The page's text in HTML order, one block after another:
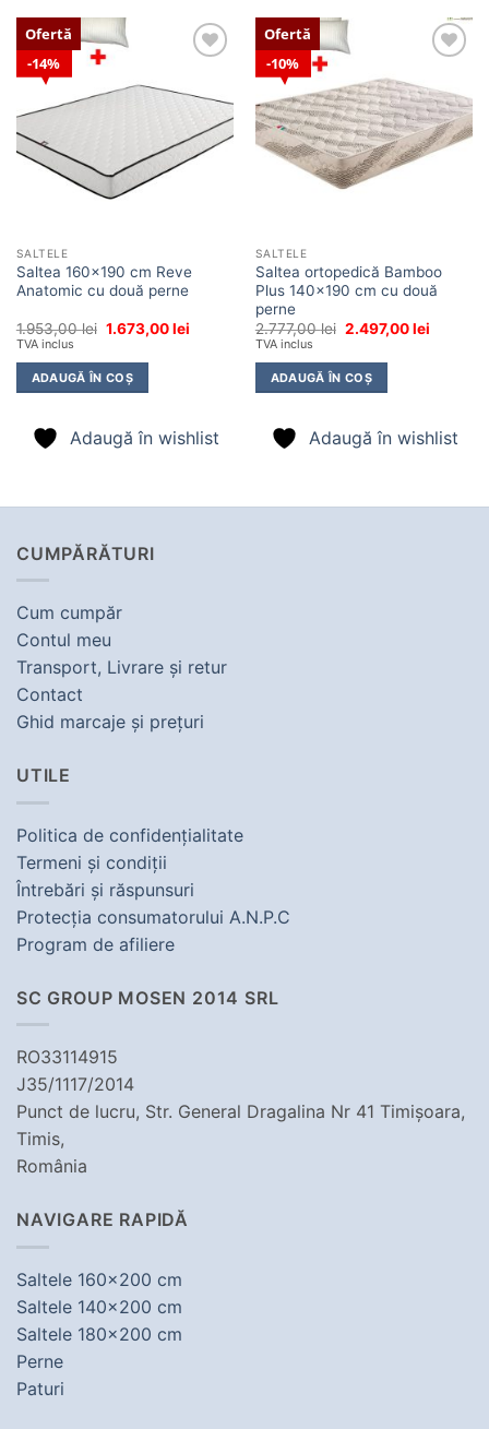
14%
Ofertă
wishlist
SALTELE
Saltea 160×190 cm Reve
Anatomic cu două perne
1.953,00lei Prețul
fost:
1.953,00 lei.
1.673,00leiPrețul
1.673,00 lei.
TVA inclus
ADAUGĂ ÎN COȘ
Adaugă în wishlist
10%
Ofertă
în
wishlist
SALTELE
Saltea ortopedică Bamboo
Plus 140×190 cm cu două
perne
2.777,00lei Prețul
fost:
2.777,00 lei.
2.497,00leiPrețul
TVA inclus
ADAUGĂ ÎN COȘ
Adaugă în wishlist
CUMPĂRĂTURI
Cum cumpăr
Contul meu
Transport, Livrare şi retur
Contact
Ghid marcaje şi preţuri
UTILE
Politica de confidenţialitate
Termeni şi condiţii
Întrebări şi răspunsuri
Protecţia consumatorului A.N.P.C
Program de afiliere
SC GROUP MOSEN 2014 SRL
RO33114915
J35/1117/2014
Punct de lucru, Str. General Dragalina Nr 41 Timișoara,
Timis,
România
NAVIGARE RAPIDĂ
Saltele 160x200 cm
Saltele 140x200 cm
Saltele 180x200 cm
Perne
Paturi